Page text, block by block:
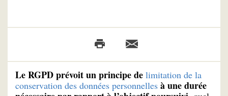
Le RGPD prévoit un principe de limitation de la
conservation des données personnelles à une durée